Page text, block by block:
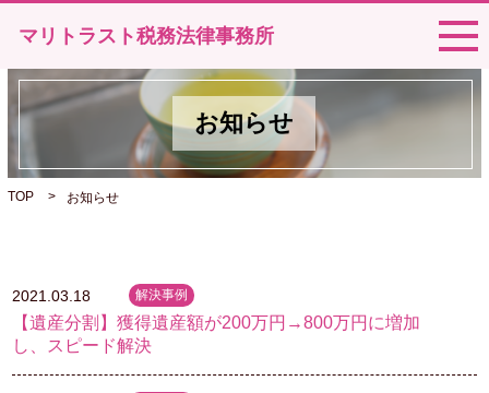
マリトラスト税務法律事務所
お知らせ
TOP > お知らせ
2021.03.18 解決事例
【遺産分割】獲得遺産額が200万円→800万円に増加
し、スピード解決